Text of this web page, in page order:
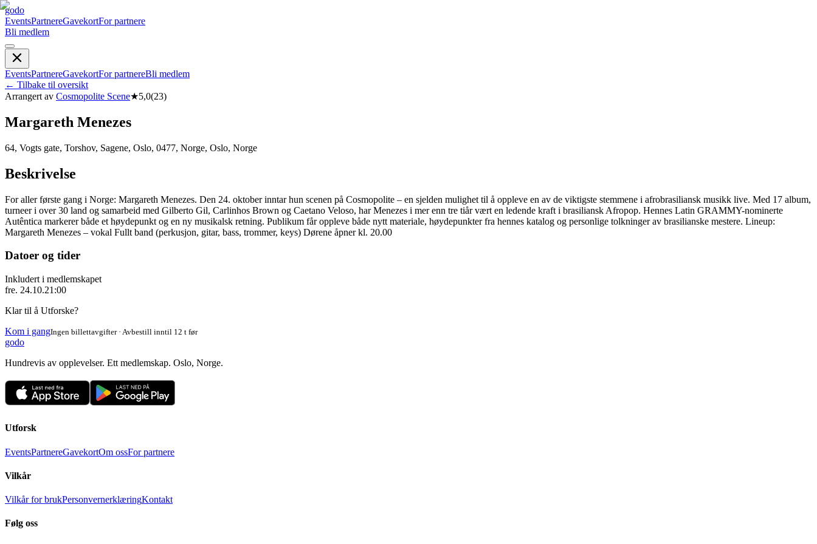
godo
EventsPartnereGavekortFor partnere
Bli medlem
EventsPartnereGavekortFor partnereBli medlem
← Tilbake til oversikt
Arrangert av Cosmopolite Scene★5,0(23)
Margareth Menezes
64, Vogts gate, Torshov, Sagene, Oslo, 0477, Norge, Oslo, Norge
Beskrivelse
For aller første gang i Norge: Margareth Menezes. Den 24. oktober inntar hun scenen på Cosmopolite – en sjelden mulighet til å oppleve en av de viktigste stemmene i afrobrasiliansk musikk live. Med 17 album,
turneer i over 30 land og samarbeid med Gilberto Gil, Carlinhos Brown og Caetano Veloso, har Menezes i mer enn tre tiår vært en ledende kraft i brasiliansk Afropop. Hennes Latin GRAMMY-nominerte
Autêntica markerer både et høydepunkt og en ny musikalsk retning. Publikum får oppleve både nytt materiale, høydepunkter fra hennes katalog og personlige tolkninger av brasilianske mestere. Lineup:
Margareth Menezes – vokal Fullt band (perkusjon, gitar, bass, trommer, keys) Dørene åpner kl. 20.00
Datoer og tider
Inkludert i medlemskapet
fre. 24.10.21:00
Klar til å Utforske?
Kom i gangIngen billettavgifter · Avbestill inntil 12 t før
godo
Hundrevis av opplevelser. Ett medlemskap. Oslo, Norge.
Utforsk
EventsPartnereGavekortOm ossFor partnere
Vilkår
Vilkår for brukPersonvernerklæringKontakt
Følg oss